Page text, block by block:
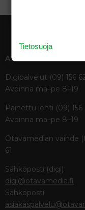
ASIAKASPALVELU
Digipalvelut (09) 156
Avoinna ma–pe 8–19
Painettu lehti (09) 156
Avoinna ma–pe 8–19
Otavamedian vaihde
61
Sähköposti (digi)
digi@otavamedia.fi
Sähköposti
Tietosuoja